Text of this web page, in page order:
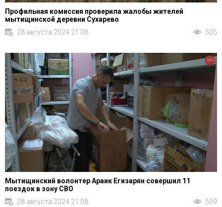
Профильная комиссия проверила жалобы жителей
мытищинской деревни Сухарево
28 августа 2024 21:08
505
Мытищинский волонтер Араик Егизарян совершил 11
поездок в зону СВО
28 августа 2024 21:08
509
12+